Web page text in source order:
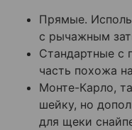
Прямые.
с рычажным
Стандартные с
часть похожа
Монте-Карло,
шейку, но
для щеки